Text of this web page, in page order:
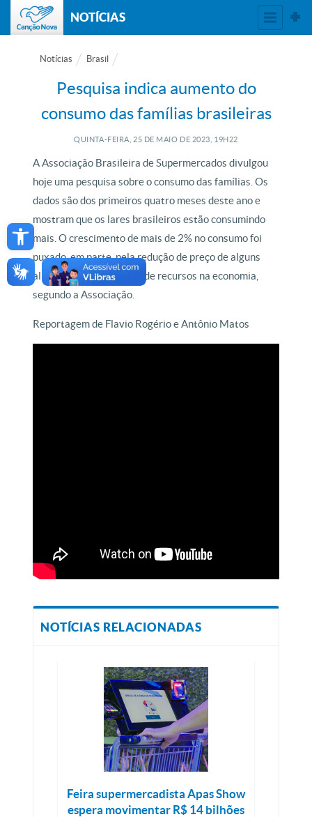
Open toolbar
NOTÍCIAS
Notícias Brasil
Pesquisa indica aumento do
consumo das famílias brasileiras
QUINTA-FEIRA, 25 DE MAIO DE 2023, 19H22
A Associação Brasileira de Supermercados divulgou
hoje uma pesquisa sobre o consumo das famílias. Os
dados são dos primeiros quatro meses deste ano e
mostram que os lares brasileiros estão consumindo
mais. O crescimento de mais de 2% no consumo foi
puxado, em parte, pela redução de preço de alguns
alimentos e pela injeção de recursos na economia,
segundo a Associação.
Reportagem de Flavio Rogério e Antônio Matos
NOTÍCIAS RELACIONADAS
Feira supermercadista Apas Show
espera movimentar R$ 14 bilhões